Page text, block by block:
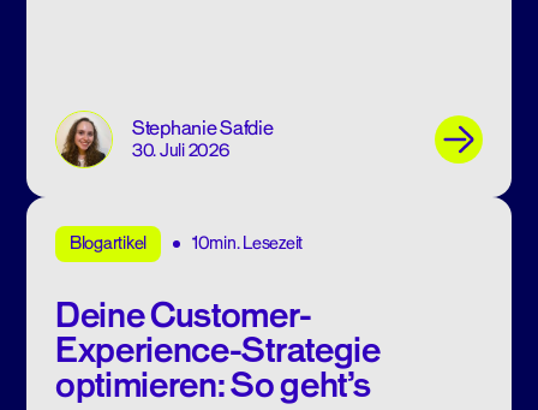
Stephanie Safdie
30. Juli 2026
Blogartikel 10min. Lesezeit
Deine Customer-
Experience-Strategie
optimieren: So geht’s